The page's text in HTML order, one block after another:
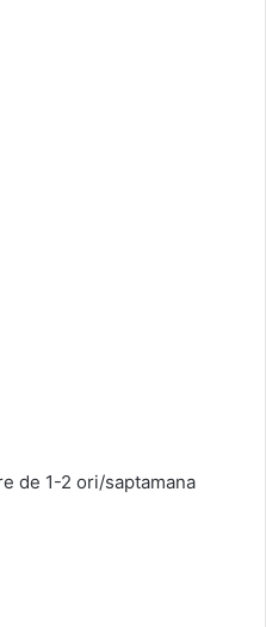
de 1-2 ori/saptamana